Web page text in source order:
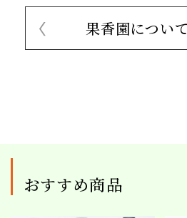
果香園につい
おすすめ商品